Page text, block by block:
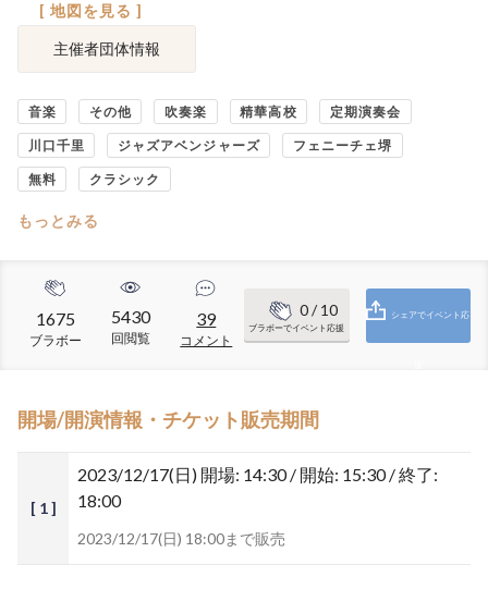
[ 地図を見る ]
主催者団体情報
音楽 その他 吹奏楽 精華高校 定期演奏会
川口千里 ジャズアベンジャーズ フェニーチェ堺
無料 クラシック
もっとみる
1675
ブラボー
5430
回閲覧
39
コメント
0/ 10
ブラボーでイベント応援
シェアでイベント応
開場/開演情報・チケット販売期間
[ 1 ]
2023/12/17(日) 開場: 14:30 / 開始: 15:30 / 終了:
18:00
2023/12/17(日) 18:00まで販売